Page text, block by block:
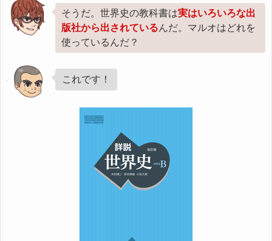
そうだ。世界史の教科書は実はいろいろな出
版社から出されているんだ。マルオはどれを
使っているんだ？
これです！